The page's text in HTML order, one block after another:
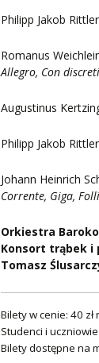
Philipp Jakob
Romanus
Allegro, Con
Augustinus
Philipp Jakob
Johann Heinrich
Corrente, Giga,
Orkiestra
Konsort trąbek i
Tomasz
Bilety w cenie: 40 zł
Studenci i
Bilety dostępne na